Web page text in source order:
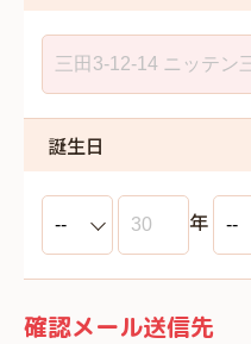
誕生日
年
確認メール送信先